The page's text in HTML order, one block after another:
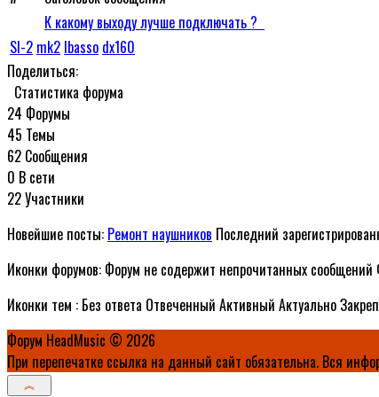
К какому выходу лучше подключать ?
SI-2 mk2 Ibasso dx160
Поделиться:
Статистика форума
24 Форумы
45 Темы
62 Сообщения
0 В сети
22Участники
Новейшие посты: Ремонт наушников Последний
Иконки форумов: Форум не содержит непрочитанных сообщений
Иконки тем : Без ответа Отвеченный Активный Актуально
Форум HeadMusic © 2026
При перепечатке ссылка на данный сайт обязательна. Вся